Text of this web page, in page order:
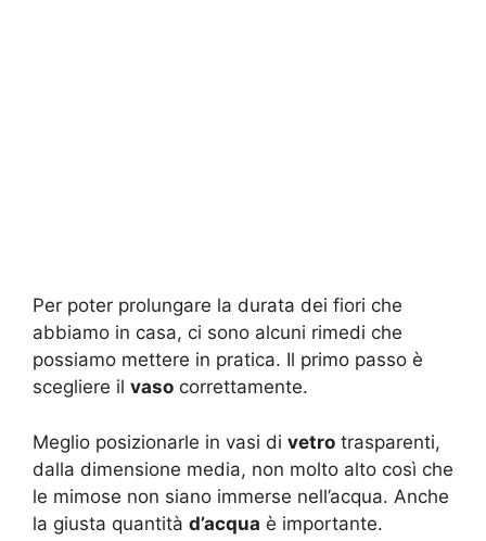
Per poter prolungare la durata dei fiori che
abbiamo in casa, ci sono alcuni rimedi che
possiamo mettere in pratica. Il primo passo è
scegliere il vaso correttamente.
Meglio posizionarle in vasi di vetro trasparenti,
dalla dimensione media, non molto alto così che
le mimose non siano immerse nell’acqua. Anche
la giusta quantità d’acqua è importante.